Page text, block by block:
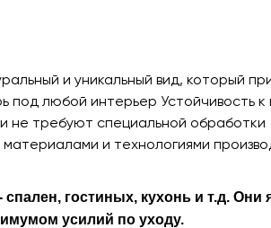
и уникальный вид, который
под любой интерьер Устойчивость
не требуют специальной обработки
и технологиями
гостиных, кухонь и т.д.
усилий по уходу.